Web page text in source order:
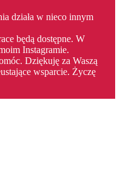
działa w nieco innym
będą dostępne. W
Instagramie.
Dziękuję za Waszą
wsparcie. Życzę